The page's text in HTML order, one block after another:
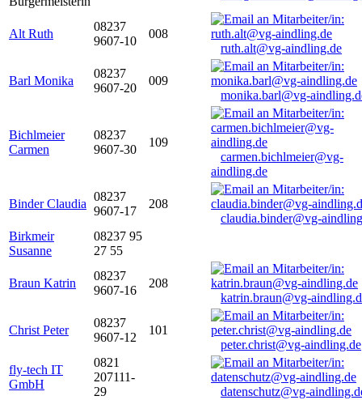
Alt Ruth
08237
9607-10
008
ruth.alt@vg-aindling.de
Barl Monika
08237
9607-20
009
monika.barl@vg-
Bichlmeier
Carmen
08237
9607-30
109
carmen.bichlmeier@vg-
aindling.de
Binder Claudia
08237
9607-17
208
claudia.binder@vg-
Birkmeir
Susanne
08237 95
27 55
Braun Katrin
08237
9607-16
208
katrin.braun@vg-
Christ Peter
08237
9607-12
101
peter.christ@vg-aindling.de
fly-tech IT
GmbH
0821
207111-
29
datenschutz@vg-